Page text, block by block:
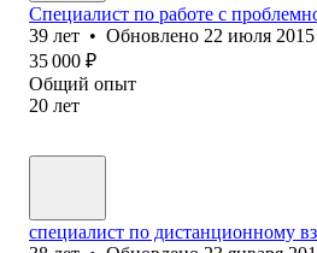
Специалист по работе с
39 лет • Обновлено 22 июля 2015
35 000 ₽
Общий опыт
20 лет
специалист по дистанционному